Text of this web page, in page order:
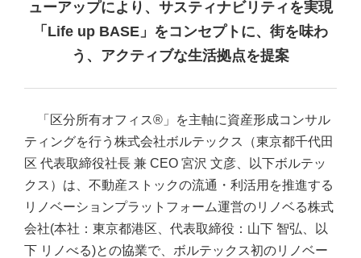
ューアップにより、サスティナビリティを実現
「Life up BASE」をコンセプトに、街を味わ
う、アクティブな生活拠点を提案
「区分所有オフィス®」を主軸に資産形成コンサル
ティングを行う株式会社ボルテックス（東京都千代田
区 代表取締役社長 兼 CEO 宮沢 文彦、以下ボルテッ
クス）は、不動産ストックの流通・利活用を推進する
リノベーションプラットフォーム運営のリノベる株式
会社(本社：東京都港区、代表取締役：山下 智弘、以
下 リノべる)との協業で、ボルテックス初のリノベー